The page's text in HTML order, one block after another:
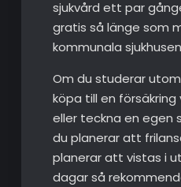
sjukvård ett par
gratis så länge som
kommunala
Om du studerar
köpa till en försäkring
eller teckna en egen
du planerar att
planerar att vistas i
dagar så